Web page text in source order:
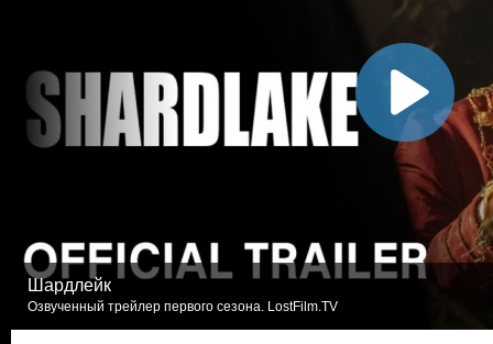
Шардлейк
Озвученный трейлер первого сезона. LostFilm.TV